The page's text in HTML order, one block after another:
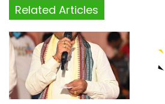
Related Articles